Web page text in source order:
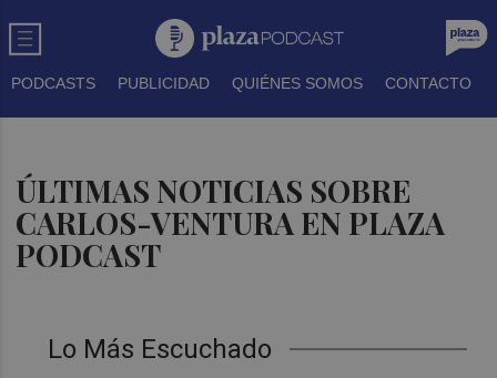
PODCASTS PUBLICIDAD QUIÉNES SOMOS CONTACTO
ÚLTIMAS NOTICIAS SOBRE
CARLOS-VENTURA EN PLAZA
PODCAST
Lo Más Escuchado